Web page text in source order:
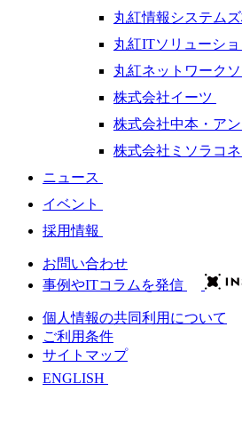
丸紅情報システム
丸紅ITソリューシ
丸紅ネットワーク
株式会社イーツ
株式会社中本・ア
株式会社ミソラコネ
ニュース
イベント
採用情報
お問い合わせ
事例やITコラムを発信
個人情報の共同利用について
ご利用条件
サイトマップ
ENGLISH